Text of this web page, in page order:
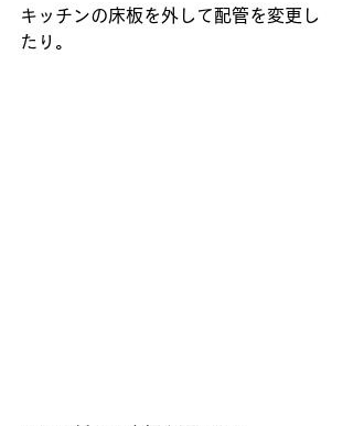
キッチンの床板を外して配管を変更し
たり。